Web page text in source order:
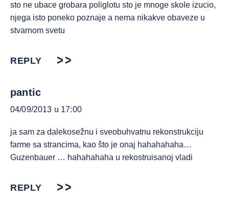
sto ne ubace grobara poliglotu sto je mnoge skole izucio,
njega isto poneko poznaje a nema nikakve obaveze u
stvarnom svetu
REPLY
pantic
04/09/2013 u 17:00
ja sam za dalekosežnu i sveobuhvatnu rekonstrukciju
farme sa strancima, kao što je onaj hahahahaha…
Guzenbauer … hahahahaha u rekostruisanoj vladi
REPLY